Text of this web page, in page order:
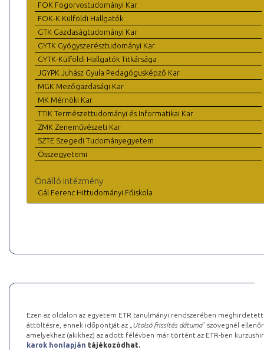
FOK Fogorvostudományi Kar
FOK-K Külföldi Hallgatók
GTK Gazdaságtudományi Kar
GYTK Gyógyszerésztudományi Kar
GYTK-Külföldi Hallgatók Titkársága
JGYPK Juhász Gyula Pedagógusképző Kar
MGK Mezőgazdasági Kar
MK Mérnöki Kar
TTIK Természettudományi és Informatikai Kar
ZMK Zeneművészeti Kar
SZTE Szegedi Tudományegyetem
Összegyetemi
Önálló intézmény
Gál Ferenc Hittudományi Főiskola
Ezen az oldalon az egyetem ETR tanulmányi rendszerében
áttöltésre, ennek időpontját az „ Utolsó frissítés dátuma” szövegnél
amelyekhez (akikhez) az adott félévben már történt az ETR-ben
karok honlapján tájékozódhat.